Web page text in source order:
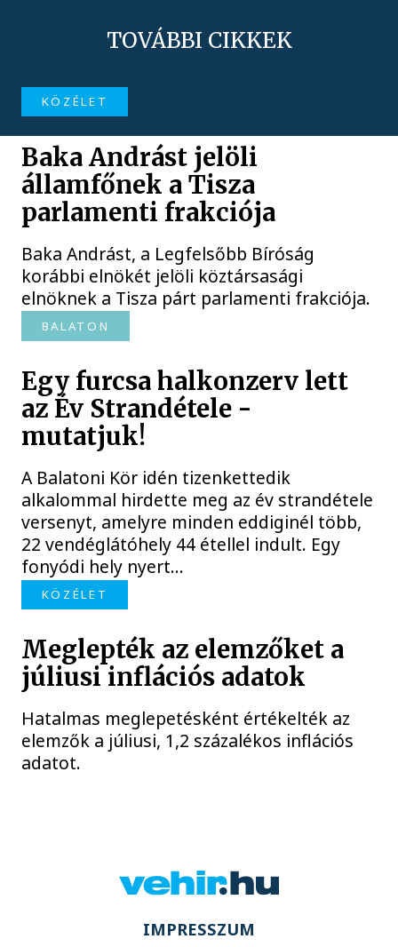
TOVÁBBI CIKKEK
KÖZÉLET
Baka Andrást jelöli
államfőnek a Tisza
parlamenti frakciója
Baka Andrást, a Legfelsőbb Bíróság
korábbi elnökét jelöli köztársasági
elnöknek a Tisza párt parlamenti frakciója.
BALATON
Egy furcsa halkonzerv lett
az Év Strandétele -
mutatjuk!
A Balatoni Kör idén tizenkettedik
alkalommal hirdette meg az év strandétele
versenyt, amelyre minden eddiginél több,
22 vendéglátóhely 44 étellel indult. Egy
fonyódi hely nyert...
KÖZÉLET
Meglepték az elemzőket a
júliusi inflációs adatok
Hatalmas meglepetésként értékelték az
elemzők a júliusi, 1,2 százalékos inflációs
adatot.
IMPRESSZUM